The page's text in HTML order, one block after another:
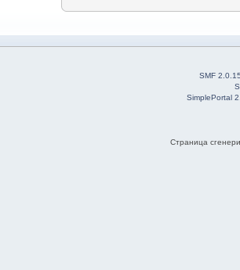
SMF
SimplePortal
Страница